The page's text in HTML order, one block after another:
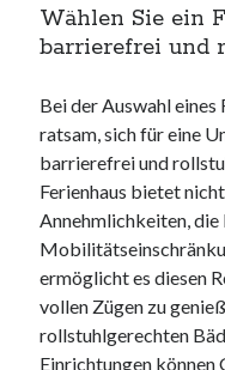
Wählen Sie ein
barrierefrei und
Bei der Auswahl eines
ratsam, sich für eine
barrierefrei und
Ferienhaus bietet
Annehmlichkeiten,
ermöglicht es diesen
vollen Zügen zu
rollstuhlgerechten
Einrichtungen können